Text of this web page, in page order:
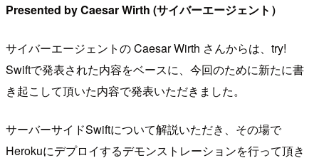
Presented by Caesar Wirth (サイバーエージェント）
サイバーエージェントの Caesar Wirth さんからは、try!
Swiftで発表された内容をベースに、今回のために新たに書
き起こして頂いた内容で発表いただきました。
サーバーサイドSwiftについて解説いただき、その場で
Herokuにデプロイするデモンストレーションを行って頂き